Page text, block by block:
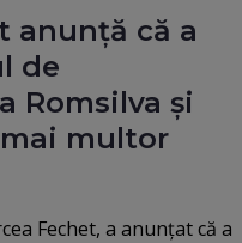
anunță că a
de
Romsilva și
multor
Fechet, a anunţat că a